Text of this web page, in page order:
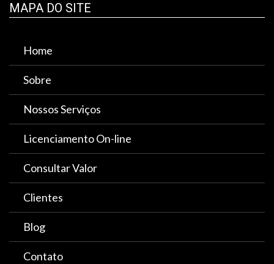
MAPA DO SITE
Home
Sobre
Nossos Serviços
Licenciamento On-line
Consultar Valor
Clientes
Blog
Contato